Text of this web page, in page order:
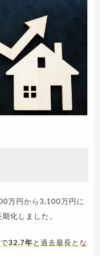
万円から3,100万円に
化しました。
32.7年と過去最長とな